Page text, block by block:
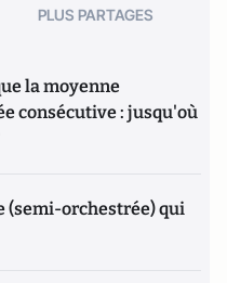
PLUS PARTAGES
la moyenne
consécutive : jusqu'où
(semi-orchestrée) qui